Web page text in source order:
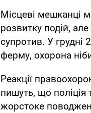
Місцеві мешканці
розвитку подій,
супротив. У грудні
ферму, охорона
Реакції
пишуть, що поліція
жорстоке